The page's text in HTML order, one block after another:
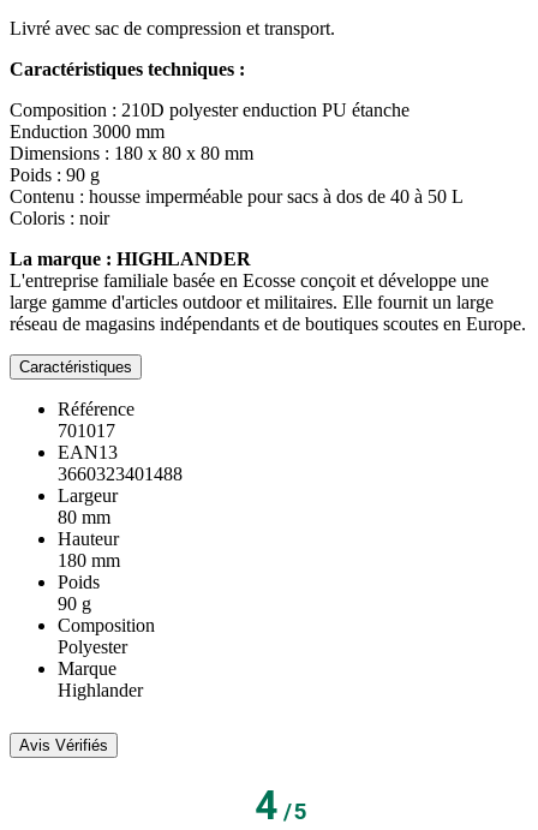
Livré avec sac de compression et transport.
Caractéristiques techniques :
Composition : 210D polyester enduction PU étanche
Enduction 3000 mm
Dimensions : 180 x 80 x 80 mm
Poids : 90 g
Contenu : housse imperméable pour sacs à dos de 40 à 50 L
Coloris : noir
La marque : HIGHLANDER
L'entreprise familiale basée en Ecosse conçoit et développe une
large gamme d'articles outdoor et militaires. Elle fournit un large
réseau de magasins indépendants et de boutiques scoutes en Europe.
Caractéristiques
Référence
701017
EAN13
3660323401488
Largeur
80 mm
Hauteur
180 mm
Poids
90 g
Composition
Polyester
Marque
Highlander
Avis Vérifiés
4/5